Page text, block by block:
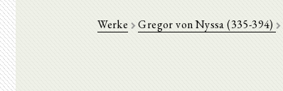
Werke Gregor von Nyssa (335-394)